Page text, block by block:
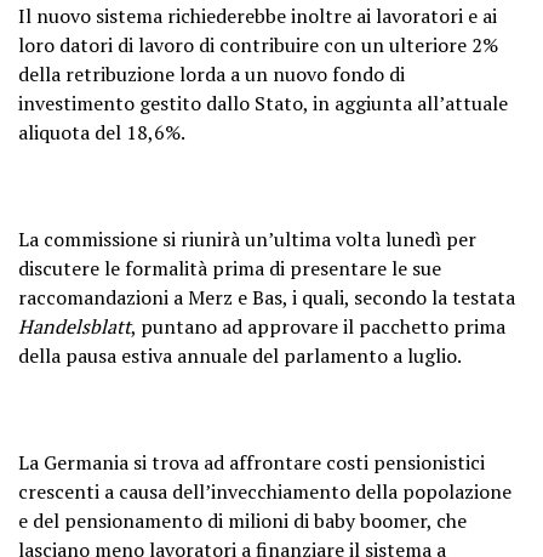
Il nuovo sistema richiederebbe inoltre ai lavoratori e ai
loro datori di lavoro di contribuire con un ulteriore 2%
della retribuzione lorda a un nuovo fondo di
investimento gestito dallo Stato, in aggiunta all’attuale
aliquota del 18,6%.
La commissione si riunirà un’ultima volta lunedì per
discutere le formalità prima di presentare le sue
raccomandazioni a Merz e Bas, i quali, secondo la testata
Handelsblatt, puntano ad approvare il pacchetto prima
della pausa estiva annuale del parlamento a luglio.
La Germania si trova ad affrontare costi pensionistici
crescenti a causa dell’invecchiamento della popolazione
e del pensionamento di milioni di baby boomer, che
lasciano meno lavoratori a finanziare il sistema a